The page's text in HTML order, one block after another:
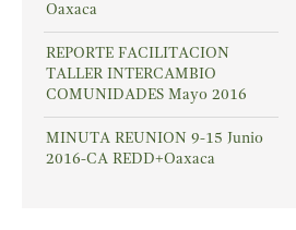
Oaxaca
REPORTE FACILITACION
TALLER INTERCAMBIO
COMUNIDADES Mayo 2016
MINUTA REUNION 9-15 Junio
2016-CA REDD+Oaxaca